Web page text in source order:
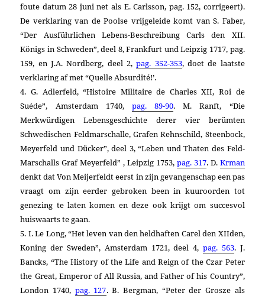
foute datum 28 juni net als E. Carlsson, pag. 152, corrigeert).
De verklaring van de Poolse vrijgeleide komt van S. Faber,
“Der Ausführlichen Lebens-Beschreibung Carls den XII.
Königs in Schweden”, deel 8, Frankfurt und Leipzig 1717, pag.
159, en J.A. Nordberg, deel 2,pag. 352-353, doet de laatste
verklaring af met “Quelle Absurdité!’.
4. G. Adlerfeld,“Histoire Militaire de Charles XII, Roi de
Suéde”, Amsterdam 1740, pag. 89-90. M. Ranft, “Die
Merkwürdigen Lebensgeschichte derer vier berümten
Schwedischen Feldmarschalle, Grafen Rehnschild, Steenbock,
Meyerfeld und Dücker”, deel 3, “Leben und Thaten des Feld-
Marschalls Graf Meyerfeld” , Leipzig 1753, pag. 317. D. Krman
denkt dat Von Meijerfeldt eerst in zijn gevangenschap een pas
vraagt om zijn eerder gebroken been in kuuroorden tot
genezing te laten komen en deze ook krijgt om succesvol
huiswaarts te gaan.
5. I. Le Long,“Het leven van den heldhaften Carel den XIIden,
Koning der Sweden”, Amsterdam 1721, deel 4, pag. 563. J.
Bancks, “The History of the Life and Reign of the Czar Peter
the Great, Emperor of All Russia, and Father of his Country”,
London 1740, pag. 127. B. Bergman, “Peter der Grosze als